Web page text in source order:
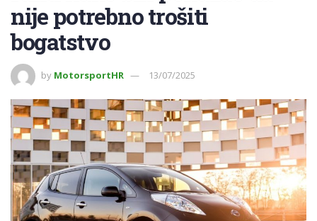
nije potrebno trošiti
bogatstvo
by MotorsportHR 13/07/2025